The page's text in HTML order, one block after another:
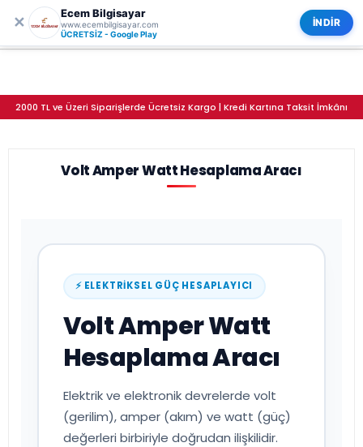
✕
Ecem Bilgisayar
www.ecembilgisayar.com
ÜCRETSİZ - Google Play
İNDİR
2000 TL ve Üzeri Siparişlerde Ücretsiz Kargo | Kredi Kartına Taksit İmkânı
0
Volt Amper Watt Hesaplama Aracı
⚡ ELEKTRIKSEL GÜÇ HESAPLAYICI
Volt Amper Watt
Hesaplama Aracı
Elektrik ve elektronik devrelerde volt
(gerilim), amper (akım) ve watt (güç)
değerleri birbiriyle doğrudan ilişkilidir.
ECEM BİLGİSAYAR
Volt Amper Watt Hesaplama Aracı
Kategoriler